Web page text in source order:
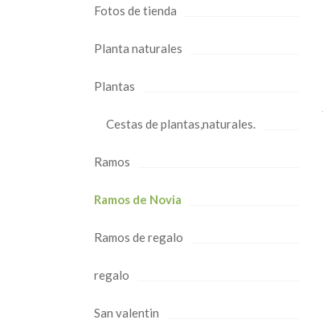
Fotos de tienda
Planta naturales
Plantas
Cestas de plantas,naturales.
Ramos
Ramos de Novia
Ramos de regalo
regalo
San valentin